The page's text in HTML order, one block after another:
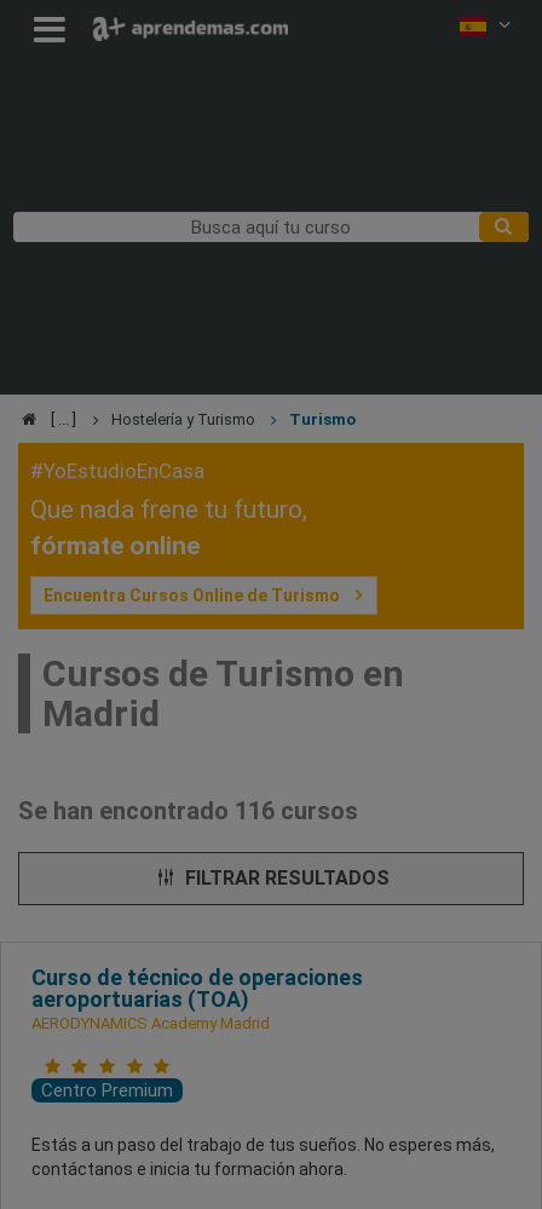
Hostelería y Turismo Turismo
#YoEstudioEnCasa
Que nada frene tu futuro,
fórmate online
Encuentra Cursos Online de Turismo
Cursos de Turismo en
Madrid
Se han encontrado 116 cursos
FILTRAR RESULTADOS
Curso de técnico de operaciones
aeroportuarias (TOA)
AERODYNAMICS Academy Madrid
Centro Premium
Estás a un paso del trabajo de tus sueños. No esperes más,
contáctanos e inicia tu formación ahora.